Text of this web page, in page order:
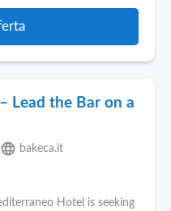
Lead the Bar on a
language bakeca.it
Hotel is seeking